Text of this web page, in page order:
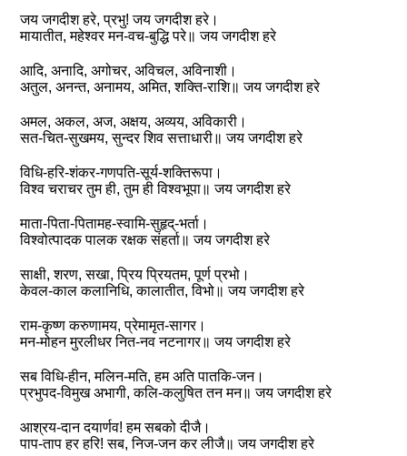
जय जगदीश हरे, प्रभु! जय जगदीश हरे।
मायातीत, महेश्वर मन-वच-बुद्धि परे॥ जय जगदीश हरे
आदि, अनादि, अगोचर, अविचल, अविनाशी।
अतुल, अनन्त, अनामय, अमित, शक्ति-राशि॥ जय जगदीश हरे
अमल, अकल, अज, अक्षय, अव्यय, अविकारी।
सत-चित-सुखमय, सुन्दर शिव सत्ताधारी॥ जय जगदीश हरे
विधि-हरि-शंकर-गणपति-सूर्य-शक्तिरूपा।
विश्व चराचर तुम ही, तुम ही विश्वभूपा॥ जय जगदीश हरे
माता-पिता-पितामह-स्वामि-सुहृद्-भर्ता।
विश्वोत्पादक पालक रक्षक संहर्ता॥ जय जगदीश हरे
साक्षी, शरण, सखा, प्रिय प्रियतम, पूर्ण प्रभो।
केवल-काल कलानिधि, कालातीत, विभो॥ जय जगदीश हरे
राम-कृष्ण करुणामय, प्रेमामृत-सागर।
मन-मोहन मुरलीधर नित-नव नटनागर॥ जय जगदीश हरे
सब विधि-हीन, मलिन-मति, हम अति पातकि-जन।
प्रभुपद-विमुख अभागी, कलि-कलुषित तन मन॥ जय जगदीश हरे
आश्रय-दान दयार्णव! हम सबको दीजै।
पाप-ताप हर हरि! सब, निज-जन कर लीजै॥ जय जगदीश हरे